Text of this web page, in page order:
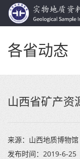
各省动态
山西省矿产资
来源： 山西地质博物馆
发布时间： 2019-6-25